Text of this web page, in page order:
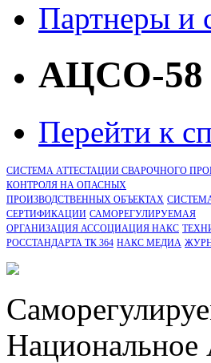
Партнеры и
АЦСО-58
Перейти к
СИСТЕМА АТТЕСТАЦИИ СВАРОЧНОГО
КОНТРОЛЯ НА ОПАСНЫХ
ПРОИЗВОДСТВЕННЫХ ОБЪЕКТАХ
CЕРТИФИКАЦИИ САМОРЕГУЛИРУЕМАЯ
ОРГАНИЗАЦИЯ АССОЦИАЦИЯ НАКС
РОССТАНДАРТА ТК 364 НАКС МЕДИА
Национальное